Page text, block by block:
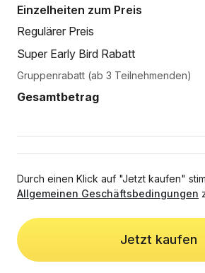
Einzelheiten zum Preis
Regulärer Preis
Super Early Bird Rabatt
Gruppenrabatt (ab 3 Teilnehmenden)
Gesamtbetrag
Durch einen Klick auf "Jetzt kaufen"
Allgemeinen Geschäftsbedingungen
Jetzt kaufen